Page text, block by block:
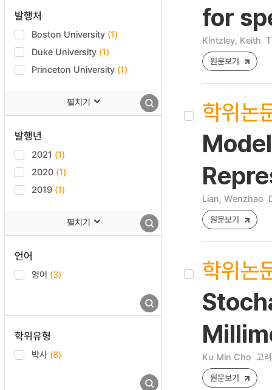
발행처
Boston University (1)
Duke University (1)
Princeton University (1)
펼치기
발행년
2021 (1)
2020 (1)
2019 (1)
펼치기
언어
영어 (3)
학위유형
박사 (8)
for
Kintzley, Keith
원문보기
학위논
Lian, Wenzhao
원문보기
학위논
Ku Min Cho 고
원문보기